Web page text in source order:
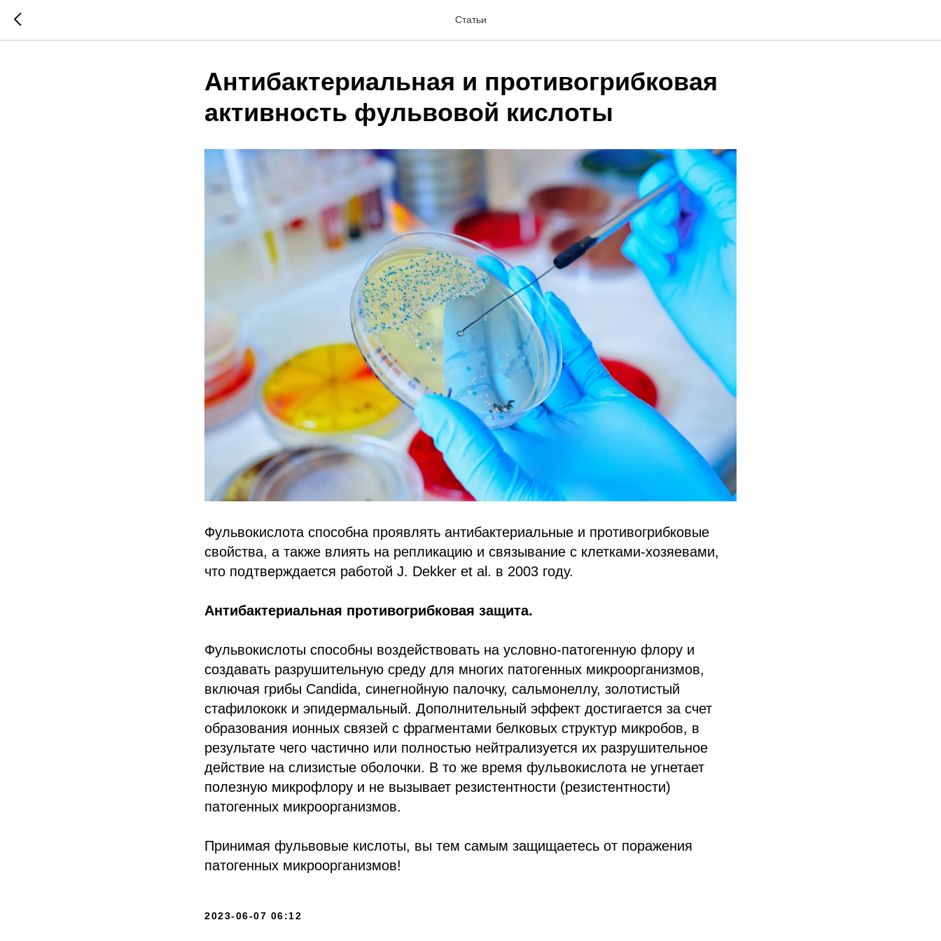
Статьи
Антибактериальная и противогрибковая
активность фульвовой кислоты
Фульвокислота способна проявлять антибактериальные и противогрибковые
свойства, а также влиять на репликацию и связывание с клетками-хозяевами,
что подтверждается работой J. Dekker et al. в 2003 году.
Антибактериальная противогрибковая защита.
Фульвокислоты способны воздействовать на условно-патогенную флору и
создавать разрушительную среду для многих патогенных микроорганизмов,
включая грибы Candida, синегнойную палочку, сальмонеллу, золотистый
стафилококк и эпидермальный. Дополнительный эффект достигается за счет
образования ионных связей с фрагментами белковых структур микробов, в
результате чего частично или полностью нейтрализуется их разрушительное
действие на слизистые оболочки. В то же время фульвокислота не угнетает
полезную микрофлору и не вызывает резистентности (резистентности)
патогенных микроорганизмов.
Принимая фульвовые кислоты, вы тем самым защищаетесь от поражения
патогенных микроорганизмов!
2023-06-07 06:12